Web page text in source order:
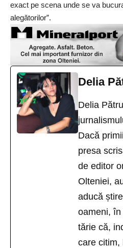
exact pe scena unde se va
alegătorilor”.
Delia
Delia
Dacă
presa
de editor
Olteniei,
aducă
oameni,
tărie că,
care citim,